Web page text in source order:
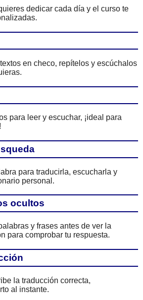
dedicar cada día y el curso te
en checo, repítelos y escúchalos
para leer y escuchar, ¡ideal para
para traducirla, escucharla y
personal.
ocultos
y frases antes de ver la
para comprobar tu respuesta.
la traducción correcta,
al instante.